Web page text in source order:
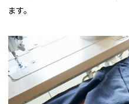
ます。